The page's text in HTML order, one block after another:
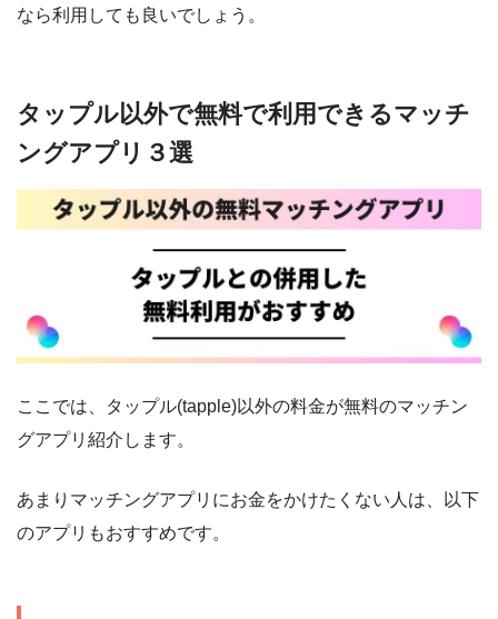
なら利用しても良いでしょう。
タップル以外で無料で利用できるマッチ
ングアプリ３選
ここでは、タップル(tapple)以外の料金が無料のマッチン
グアプリ紹介します。
あまりマッチングアプリにお金をかけたくない人は、以下
のアプリもおすすめです。